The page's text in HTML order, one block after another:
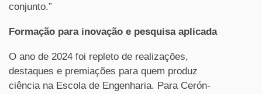
conjunto.”
Formação para inovação e pesquisa aplicada
O ano de 2024 foi repleto de realizações,
destaques e premiações para quem produz
ciência na Escola de Engenharia. Para Cerón-